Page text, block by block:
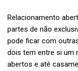
Relacionamento
partes de não
pode ficar com
dois tem entre si um
abertos e até